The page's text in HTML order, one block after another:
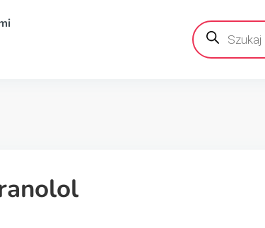
Wyszukiwarka
produktów